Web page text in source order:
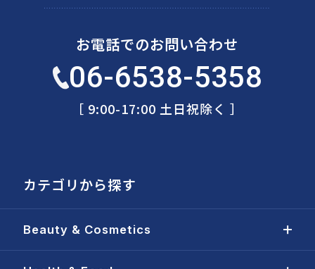
お電話でのお問い合わせ
06-6538-5358
［ 9:00-17:00 土日祝除く ］
カテゴリから探す
Beauty & Cosmetics